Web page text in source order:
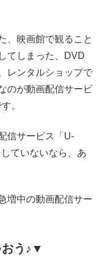
、映画館で観ること
てしまった、DVD
レンタルショップで
のが動画配信サービ
。
信サービス「U-
ていないなら、あ
増中の動画配信サー
う♪▼